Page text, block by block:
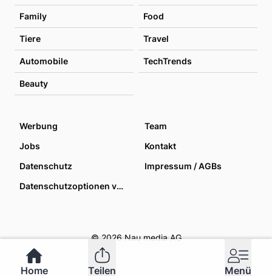
Family Food
Tiere Travel
Automobile TechTrends
Beauty
Werbung
Team
Jobs
Kontakt
Datenschutz
Impressum / AGBs
Datenschutzoptionen verwalten
© 2026 Nau media AG
Home Teilen Menü